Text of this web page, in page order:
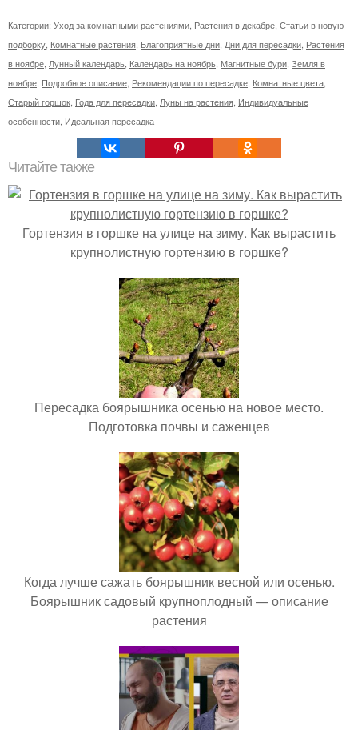
Категории: Уход за комнатными растениями Растения в декабре Статьи в новую
подборку Комнатные растения Благоприятные дни Дни для пересадки Растения
в ноябре Лунный календарь Календарь на ноябрь Магнитные бури Земля в
ноябре Подробное описание Рекомендации по пересадке Комнатные цвета
Старый горшок Года для пересадки Луны на растения Индивидуальные
особенности Идеальная пересадка
Читайте также
Гортензия в горшке на улице на зиму. Как вырастить
крупнолистную гортензию в горшке?
Пересадка боярышника осенью на новое место.
Подготовка почвы и саженцев
Когда лучше сажать боярышник весной или осенью.
Боярышник садовый крупноплодный — описание
растения